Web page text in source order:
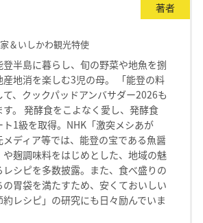
著者
＆いしかわ観光特使
登半島に暮らし、旬の野菜や地魚を捌
産地消を楽しむ3児の母。 「能登の料
、クックパッドアンバサダー2026も
。 発酵食をこよなく愛し、発酵食
ト1級を取得。NHK「激突メシあが
メディア等では、能登の宝である魚醤
や麹調味料をはじめとした、地域の魅
レシピを多数披露。また、食べ盛りの
の胃袋を満たすため、安くておいしい
約レシピ」の研究にも日々励んでいま